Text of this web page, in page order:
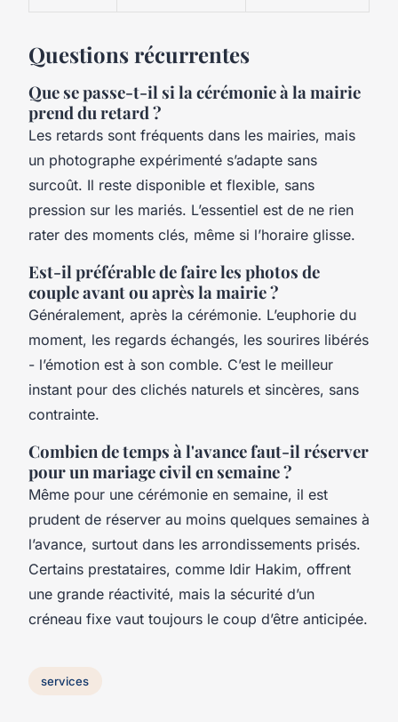
Questions récurrentes
Que se passe-t-il si la cérémonie à la mairie
prend du retard ?
Les retards sont fréquents dans les mairies, mais
un photographe expérimenté s’adapte sans
surcoût. Il reste disponible et flexible, sans
pression sur les mariés. L’essentiel est de ne rien
rater des moments clés, même si l’horaire glisse.
Est-il préférable de faire les photos de
couple avant ou après la mairie ?
Généralement, après la cérémonie. L’euphorie du
moment, les regards échangés, les sourires libérés
- l’émotion est à son comble. C’est le meilleur
instant pour des clichés naturels et sincères, sans
contrainte.
Combien de temps à l'avance faut-il réserver
pour un mariage civil en semaine ?
Même pour une cérémonie en semaine, il est
prudent de réserver au moins quelques semaines à
l’avance, surtout dans les arrondissements prisés.
Certains prestataires, comme Idir Hakim, offrent
une grande réactivité, mais la sécurité d’un
créneau fixe vaut toujours le coup d’être anticipée.
services